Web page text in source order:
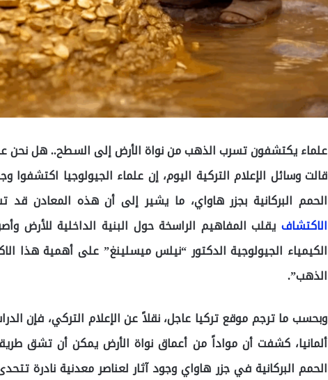
علماء يكتشفون تسرب الذهب من نواة الأرض إلى السطح.. هل نحن
قالت وسائل الإعلام التركية اليوم، إن علماء الجيولوجيا
الحمم البركانية بجزر هاواي، ما يشير إلى أن هذه المعادن
الاكتشاف يقلب المفاهيم الراسخة حول البنية الداخلية للأرض
الكيمياء الجيولوجية الدكتور “نيلس ميسلينغ” على أهمية هذا
الذهب”.
وبحسب ما ترجم موقع تركيا عاجل، نقلاً عن الإعلام التركي، فإن
ألمانيا، كشفت أن مواداً من أعماق نواة الأرض يمكن أن تشق
الحمم البركانية في جزر هاواي وجود آثار لعناصر معدنية نادرة